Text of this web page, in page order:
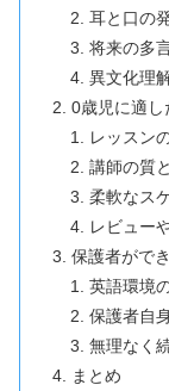
耳と口の
将来の多
異文化理
0歳児に適
レッスン
講師の質
柔軟なス
レビュー
保護者がで
英語環境
保護者自
無理なく
まとめ